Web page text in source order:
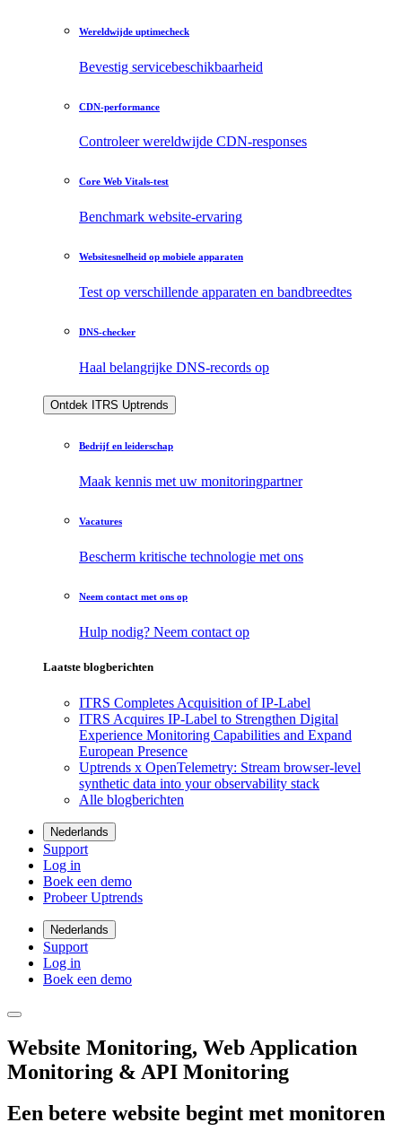
Wereldwijde uptimecheck
Bevestig servicebeschikbaarheid
CDN-performance
Controleer wereldwijde CDN-responses
Core Web Vitals-test
Benchmark website-ervaring
Websitesnelheid op mobiele apparaten
Test op verschillende apparaten en bandbreedtes
DNS-checker
Haal belangrijke DNS-records op
Ontdek ITRS Uptrends
Bedrijf en leiderschap
Maak kennis met uw monitoringpartner
Vacatures
Bescherm kritische technologie met ons
Neem contact met ons op
Hulp nodig? Neem contact op
Laatste blogberichten
ITRS Completes Acquisition of IP-Label
ITRS Acquires IP-Label to Strengthen Digital
Experience Monitoring Capabilities and Expand
European Presence
Uptrends x OpenTelemetry: Stream browser-level
synthetic data into your observability stack
Alle blogberichten
Nederlands
Support
Log in
Boek een demo
Probeer Uptrends
Nederlands
Support
Log in
Boek een demo
Website Monitoring, Web Application
Monitoring & API Monitoring
Een betere website begint met monitoren